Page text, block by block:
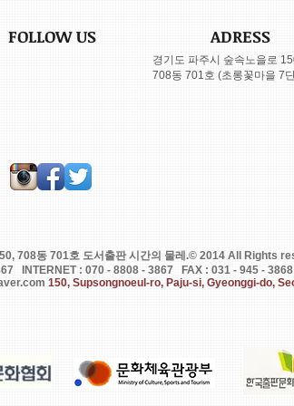
FOLLOW US ADRESS
경기도 파주시 숲속노을로
708동 701호 (초롱꽃마을 7
708동 701호 도서출판 시간의 물레.© 2014 All Rights
INTERNET : 070 - 8808 - 3867 FAX : 031 - 945 - 3868
150, Supsongnoeul-ro, Paju-si, Gyeonggi-do,